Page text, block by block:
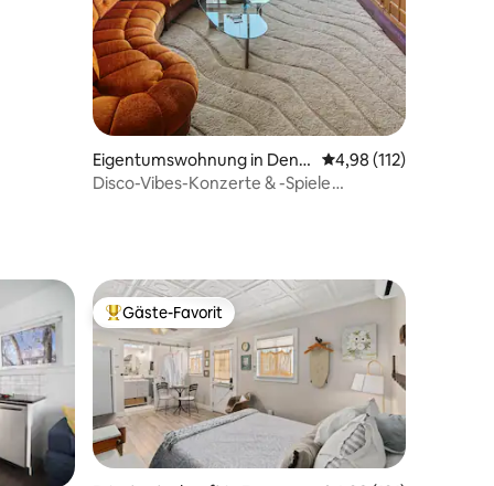
Eigentumswohnung in Denv
er
Durchschnittliche
4,98 (112)
Disco-Vibes-Konzerte & -Spiele
Beliebter Gäste-Favorit.
Gäste-Favorit